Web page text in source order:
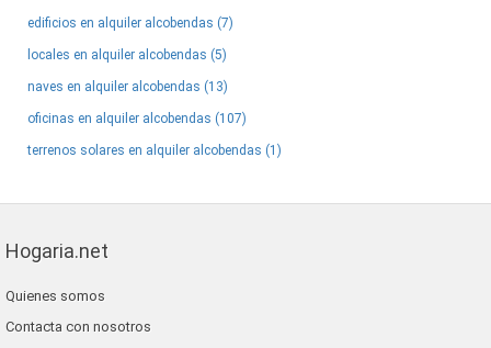
edificios en alquiler alcobendas (7)
locales en alquiler alcobendas (5)
naves en alquiler alcobendas (13)
oficinas en alquiler alcobendas (107)
terrenos solares en alquiler alcobendas (1)
Hogaria.net
Quienes somos
Contacta con nosotros